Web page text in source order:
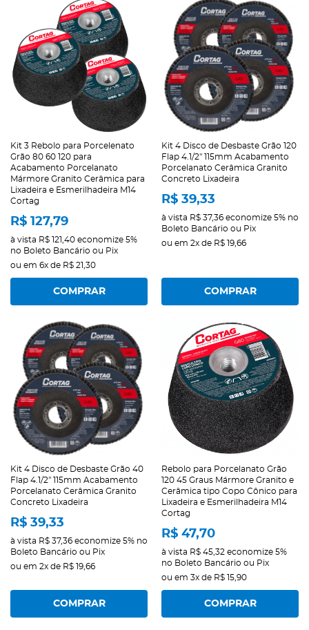
Kit 3 Rebolo para Porcelenato
Grão 80 60 120 para
Acabamento Porcelanato
Mármore Granito Cerâmica para
Lixadeira e Esmerilhadeira M14
Cortag
R$ 127,79
à vista R$ 121,40 economize 5%
no Boleto Bancário ou Pix
ou em 6x de R$ 21,30
COMPRAR
Kit 4 Disco de Desbaste Grão 120
Flap 4.1/2" 115mm Acabamento
Porcelanato Cerâmica Granito
Concreto Lixadeira
R$ 39,33
à vista R$ 37,36 economize 5% no
Boleto Bancário ou Pix
ou em 2x de R$ 19,66
COMPRAR
Kit 4 Disco de Desbaste Grão 40
Flap 4.1/2" 115mm Acabamento
Porcelanato Cerâmica Granito
Concreto Lixadeira
R$ 39,33
à vista R$ 37,36 economize 5% no
Boleto Bancário ou Pix
ou em 2x de R$ 19,66
COMPRAR
Rebolo para Porcelanato Grão
120 45 Graus Mármore Granito e
Cerâmica tipo Copo Cônico para
Lixadeira e Esmerilhadeira M14
Cortag
R$ 47,70
à vista R$ 45,32 economize 5%
no Boleto Bancário ou Pix
ou em 3x de R$ 15,90
COMPRAR